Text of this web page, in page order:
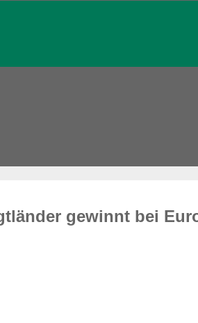
gewinnt bei